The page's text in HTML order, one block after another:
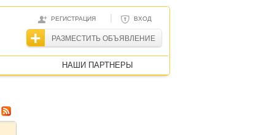
РЕГИСТРАЦИЯ | ВХОД
РАЗМЕСТИТЬ ОБЪЯВЛЕНИЕ
НАШИ ПАРТНЕРЫ